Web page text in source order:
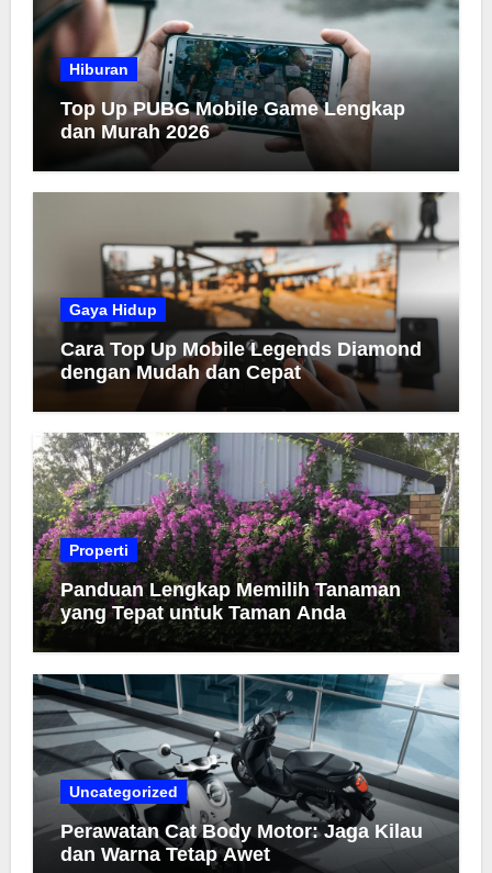
Hiburan
Top Up PUBG Mobile Game Lengkap
dan Murah 2026
Gaya Hidup
Cara Top Up Mobile Legends Diamond
dengan Mudah dan Cepat
Properti
Panduan Lengkap Memilih Tanaman
yang Tepat untuk Taman Anda
Uncategorized
Perawatan Cat Body Motor: Jaga Kilau
dan Warna Tetap Awet